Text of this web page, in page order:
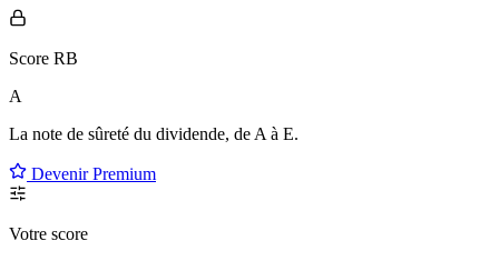
Score RB
A
La note de sûreté du dividende, de A à E.
Devenir Premium
Votre score